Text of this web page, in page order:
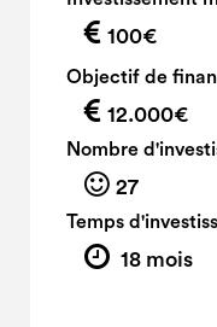
100€
Objectif de
12.000€
Nombre
27
Temps
18 mois